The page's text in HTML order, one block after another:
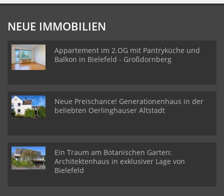
NEUE IMMOBILIEN
Appartement im 2.OG mit Pantryküche und
Balkon in Bielefeld - Großdornberg
Neue Preischance! Generationenhaus in der
beliebten Oerlinghauser Altstadt
Ein Traum am Botanischen Garten:
Architektenhaus in exklusiver Lage von
Bielefeld